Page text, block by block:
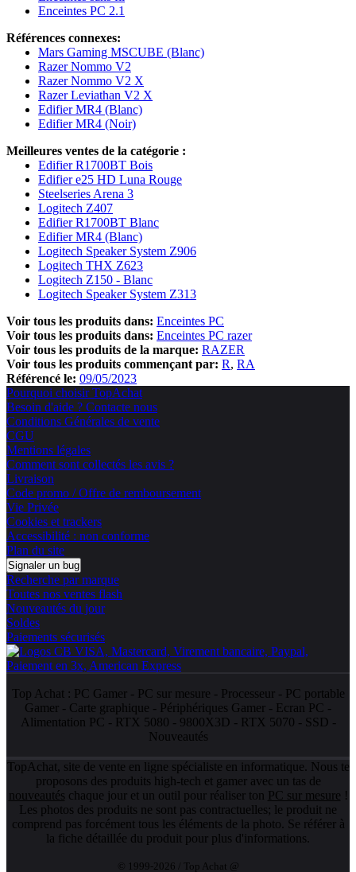
Enceintes PC 2.1
Références connexes:
Mars Gaming MSCUBE (Blanc)
Razer Nommo V2
Razer Nommo V2 X
Razer Leviathan V2 X
Edifier MR4 (Blanc)
Edifier MR4 (Noir)
Meilleures ventes de la catégorie :
Edifier R1700BT Bois
Edifier e25 HD Luna Rouge
Steelseries Arena 3
Logitech Z407
Edifier R1700BT Blanc
Edifier MR4 (Blanc)
Logitech Speaker System Z906
Logitech THX Z623
Logitech Z150 - Blanc
Logitech Speaker System Z313
Voir tous les produits dans: Enceintes PC
Voir tous les produits dans: Enceintes PC razer
Voir tous les produits de la marque: RAZER
Voir tous les produits commençant par: R RA
Référencé le: 09/05/2023
Pourquoi choisir TopAchat
Besoin d'aide ? Contacte nous
Conditions Générales de vente
CGU
Mentions légales
Comment sont collectés les avis ?
Livraison
Code promo / Offre de remboursement
Vie Privée
Cookies et trackers
Accessibilité : non conforme
Plan du site
Signaler un bug
Recherche par marque
Toutes nos ventes flash
Nouveautés du jour
Soldes
Paiements sécurisés
Top Achat : PC Gamer- PC sur mesure - Processeur- PC portable
Gamer - Carte graphique - Périphériques Gamer - Ecran PC -
Alimentation PC - RTX 5080 - 9800X3D - RTX 5070 - SSD -
Nouveautés
TopAchat, site de vente en ligne spécialiste en informatique. Nous te
proposons des produits high-tech et gamer avec un tas de
nouveautés chaque jour et un outil pour réaliser ton PC sur mesure !
Les photos des produits ne sont pas contractuelles; le produit ne
comprend pas forcément tous les éléments de la photo. Se référer à
la fiche détaillée du produit pour plus d'informations.
© 1999-2026 / Top Achat @